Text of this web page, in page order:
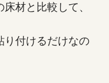
床材と比較して、
り付けるだけなの